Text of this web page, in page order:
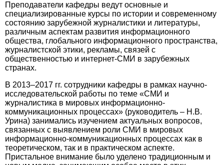
Преподаватели кафедры ведут основные и
специализированные курсы по истории и современному
состоянию зарубежной журналистики и литературы,
различным аспектам развития информационного
общества, глобального информационного пространства,
журналистской этики, рек­ламы, связей с
общественностью и интернет-СМИ в зарубежных
странах.
В 2013–2017 гг. сотрудники кафедры в рамках научно-
исследовательской работы по теме «СМИ и
журналистика в мировых информационно-
коммуникационных процессах» (руководитель – Н.В.
Урина) занимались изучением актуальных вопросов,
связанных с выявлением роли СМИ в мировых
информационно-коммуникационных процессах как в
теоретическом, так и в практическом аспекте.
Пристальное внимание было уделено традиционным и